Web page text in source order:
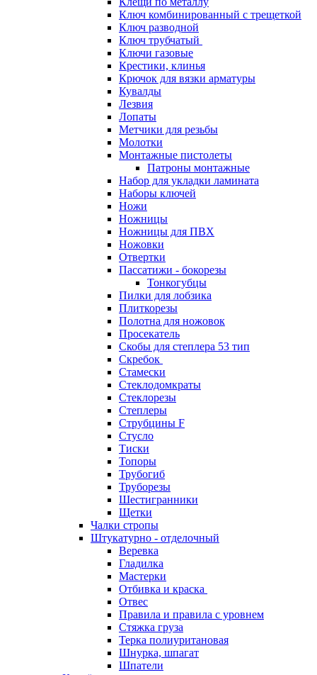
Ключ комбинированный с трещеткой
Ключ разводной
Ключ трубчатый
Ключи газовые
Крестики, клинья
Крючок для вязки арматуры
Кувалды
Лезвия
Лопаты
Метчики для резьбы
Молотки
Монтажные пистолеты
Патроны монтажные
Набор для укладки ламината
Наборы ключей
Ножи
Ножницы
Ножницы для ПВХ
Ножовки
Отвертки
Пассатижи - бокорезы
Тонкогубцы
Пилки для лобзика
Плиткорезы
Полотна для ножовок
Просекатель
Скобы для степлера 53 тип
Скребок
Стамески
Стеклодомкраты
Стеклорезы
Степлеры
Струбцины F
Стусло
Тиски
Топоры
Трубогиб
Труборезы
Шестигранники
Щетки
Чалки стропы
Штукатурно - отделочный
Веревка
Гладилка
Мастерки
Отбивка и краска
Отвес
Правила и правила с уровнем
Стяжка груза
Терка полиуритановая
Шнурка, шпагат
Шпатели